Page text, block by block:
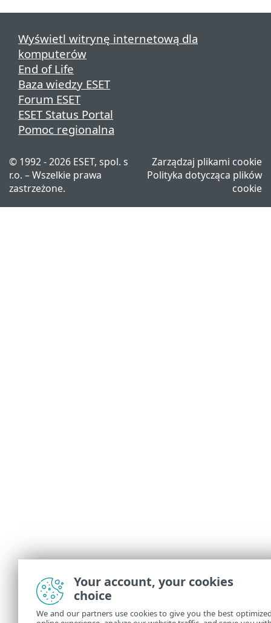
Wyświetl witrynę internetową dla
komputerów
End of Life
Baza wiedzy ESET
Forum ESET
ESET Status Portal
Pomoc regionalna
© 1992 - 2026 ESET, spol. s
r.o. – Wszelkie prawa
zastrzeżone.
Zarządzaj plikami cookie
Polityka dotycząca plików
cookie
Your account, your cookies
choice
We and our partners use cookies to give you the best